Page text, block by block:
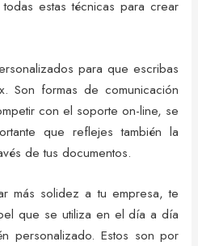
estas técnicas para crear
para que escribas
Son formas de comunicación
con el soporte on-line, se
que reflejes también la
de tus documentos.
más solidez a tu empresa, te
que se utiliza en el día a día
personalizado. Estos son por